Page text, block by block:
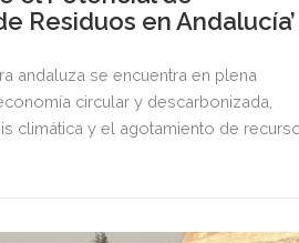
Residuos en Andalucía’
andaluza se encuentra en plena
circular y descarbonizada,
climática y el agotamiento de